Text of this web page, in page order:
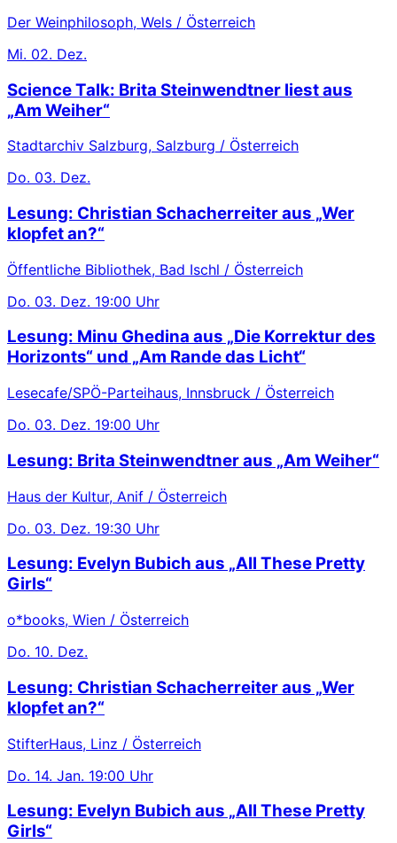
Der Weinphilosoph, Wels / Österreich
Mi. 02. Dez.
Science Talk: Brita Steinwendtner liest aus
„Am Weiher“
Stadtarchiv Salzburg, Salzburg / Österreich
Do. 03. Dez.
Lesung: Christian Schacherreiter aus „Wer
klopfet an?“
Öffentliche Bibliothek, Bad Ischl / Österreich
Do. 03. Dez. 19:00 Uhr
Lesung: Minu Ghedina aus „Die Korrektur des
Horizonts“ und „Am Rande das Licht“
Lesecafe/SPÖ-Parteihaus, Innsbruck / Österreich
Do. 03. Dez. 19:00 Uhr
Lesung: Brita Steinwendtner aus „Am Weiher“
Haus der Kultur, Anif / Österreich
Do. 03. Dez. 19:30 Uhr
Lesung: Evelyn Bubich aus „All These Pretty
Girls“
o*books, Wien / Österreich
Do. 10. Dez.
Lesung: Christian Schacherreiter aus „Wer
klopfet an?“
StifterHaus, Linz / Österreich
Do. 14. Jan. 19:00 Uhr
Lesung: Evelyn Bubich aus „All These Pretty
Girls“